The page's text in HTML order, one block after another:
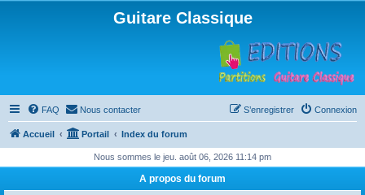
Guitare Classique
FAQ Nous contacter Connexion
S’enregistrer
Accueil Portail Index du forum
Nous sommes le jeu. août 06, 2026 11:14 pm
A propos du forum